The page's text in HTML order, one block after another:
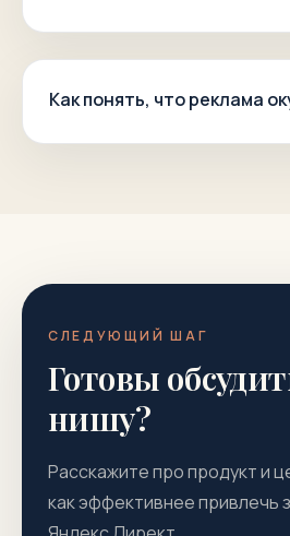
Как понять, что реклама
СЛЕДУЮЩИЙ ШАГ
Готовы
нишу?
Расскажите про продукт и
как эффективнее привлечь